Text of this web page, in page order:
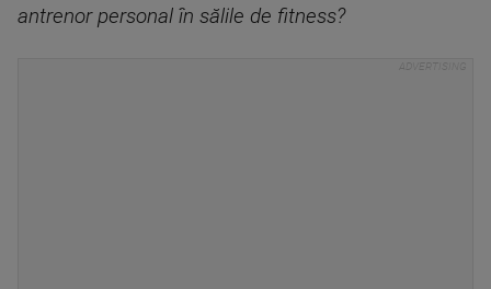
antrenor personal în sălile de fitness?